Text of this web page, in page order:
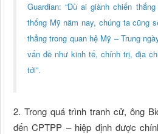
Guardian: “Dù ai giành chiến
thống Mỹ năm nay, chúng ta cũng
thẳng trong quan hệ Mỹ – Trung
vấn đề như kinh tế, chính trị, địa
tới”.
2. Trong quá trình tranh cử, ông
đến CPTPP – hiệp định được